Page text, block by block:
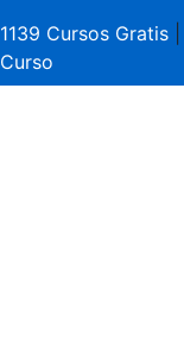
1139 Cursos Gratis
Curso